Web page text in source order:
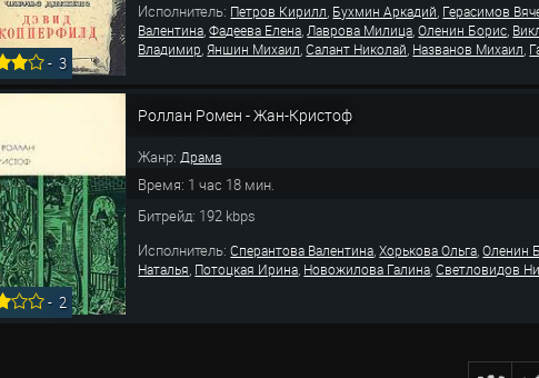
-3
Исполнитель: Петров Кирилл, Бухмин Аркадий, Герасимов
Валентина,Фадеева Елена,Лаврова Милица,Оленин Борис,
Владимир,Яншин Михаил,Салант Николай, Названов Михаил,
-2
Роллан Ромен - Жан-Кристоф
Жанр:Драма
Время: 1 час 18 мин.
Битрейд: 192 kbps
Исполнитель:Сперантова Валентина,Хорькова Ольга,Оленин
Наталья, Потоцкая Ирина, Новожилова Галина,Светловидов